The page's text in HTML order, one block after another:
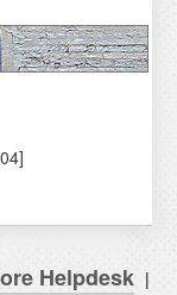
Helpdesk |